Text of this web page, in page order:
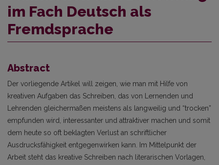
im Fach Deutsch als
Fremdsprache
Abstract
Der vorliegende Artikel will zeigen, wie man mit Hilfe von
kreativen Aufgaben das Schreiben, das von Lernenden und
Lehrenden gleichermaßen meistens als langweilig und “trocken”
empfunden wird, interessanter und attraktiver machen und somit
dem heute so oft beklagten Verlust an schriftlicher
Ausdrucksfähigkeit entgegenwirken kann. Im Mittelpunkt der
Arbeit steht das kreative Schreiben nach literarischen Vorlagen,